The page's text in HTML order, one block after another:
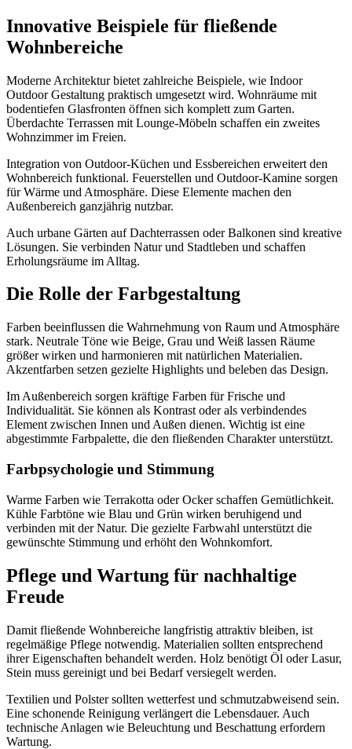
Innovative Beispiele für fließende
Wohnbereiche
Moderne Architektur bietet zahlreiche Beispiele, wie Indoor
Outdoor Gestaltung praktisch umgesetzt wird. Wohnräume mit
bodentiefen Glasfronten öffnen sich komplett zum Garten.
Überdachte Terrassen mit Lounge-Möbeln schaffen ein zweites
Wohnzimmer im Freien.
Integration von Outdoor-Küchen und Essbereichen erweitert den
Wohnbereich funktional. Feuerstellen und Outdoor-Kamine sorgen
für Wärme und Atmosphäre. Diese Elemente machen den
Außenbereich ganzjährig nutzbar.
Auch urbane Gärten auf Dachterrassen oder Balkonen sind kreative
Lösungen. Sie verbinden Natur und Stadtleben und schaffen
Erholungsräume im Alltag.
Die Rolle der Farbgestaltung
Farben beeinflussen die Wahrnehmung von Raum und Atmosphäre
stark. Neutrale Töne wie Beige, Grau und Weiß lassen Räume
größer wirken und harmonieren mit natürlichen Materialien.
Akzentfarben setzen gezielte Highlights und beleben das Design.
Im Außenbereich sorgen kräftige Farben für Frische und
Individualität. Sie können als Kontrast oder als verbindendes
Element zwischen Innen und Außen dienen. Wichtig ist eine
abgestimmte Farbpalette, die den fließenden Charakter unterstützt.
Farbpsychologie und Stimmung
Warme Farben wie Terrakotta oder Ocker schaffen Gemütlichkeit.
Kühle Farbtöne wie Blau und Grün wirken beruhigend und
verbinden mit der Natur. Die gezielte Farbwahl unterstützt die
gewünschte Stimmung und erhöht den Wohnkomfort.
Pflege und Wartung für nachhaltige
Freude
Damit fließende Wohnbereiche langfristig attraktiv bleiben, ist
regelmäßige Pflege notwendig. Materialien sollten entsprechend
ihrer Eigenschaften behandelt werden. Holz benötigt Öl oder Lasur,
Stein muss gereinigt und bei Bedarf versiegelt werden.
Textilien und Polster sollten wetterfest und schmutzabweisend sein.
Eine schonende Reinigung verlängert die Lebensdauer. Auch
technische Anlagen wie Beleuchtung und Beschattung erfordern
Wartung.